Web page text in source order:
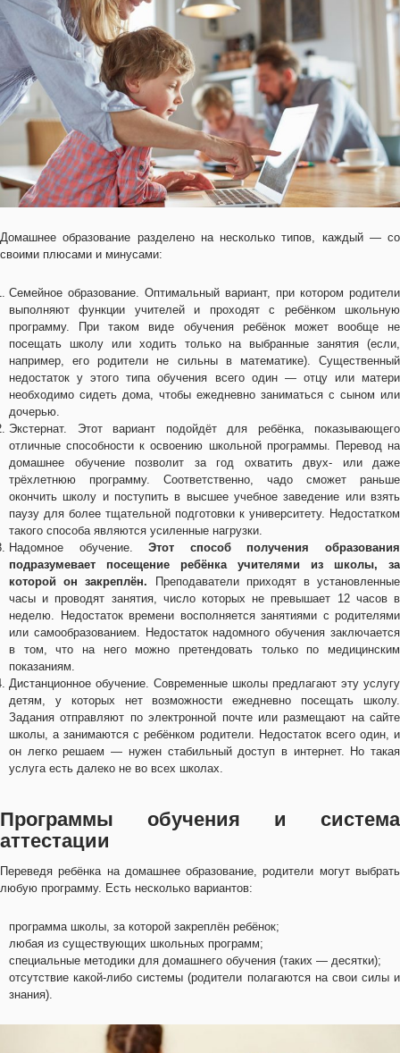
Домашнее образование разделено на несколько типов, каждый — со
своими плюсами и минусами:
Семейное образование. Оптимальный вариант, при котором родители
выполняют функции учителей и проходят с ребёнком школьную
программу. При таком виде обучения ребёнок может вообще не
посещать школу или ходить только на выбранные занятия (если,
например, его родители не сильны в математике). Существенный
недостаток у этого типа обучения всего один — отцу или матери
необходимо сидеть дома, чтобы ежедневно заниматься с сыном или
дочерью.
Экстернат. Этот вариант подойдёт для ребёнка, показывающего
отличные способности к освоению школьной программы. Перевод на
домашнее обучение позволит за год охватить двух- или даже
трёхлетнюю программу. Соответственно, чадо сможет раньше
окончить школу и поступить в высшее учебное заведение или взять
паузу для более тщательной подготовки к университету. Недостатком
такого способа являются усиленные нагрузки.
Надомное обучение.Этот способ получения образования
подразумевает посещение ребёнка учителями из школы, за
которой он закреплён. Преподаватели приходят в установленные
часы и проводят занятия, число которых не превышает 12 часов в
неделю. Недостаток времени восполняется занятиями с родителями
или самообразованием. Недостаток надомного обучения заключается
в том, что на него можно претендовать только по медицинским
показаниям.
Дистанционное обучение. Современные школы предлагают эту услугу
детям, у которых нет возможности ежедневно посещать школу.
Задания отправляют по электронной почте или размещают на сайте
школы, а занимаются с ребёнком родители. Недостаток всего один, и
он легко решаем — нужен стабильный доступ в интернет. Но такая
услуга есть далеко не во всех школах.
Программы обучения и система
аттестации
Переведя ребёнка на домашнее образование, родители могут выбрать
любую программу. Есть несколько вариантов:
программа школы, за которой закреплён ребёнок;
любая из существующих школьных программ;
специальные методики для домашнего обучения (таких — десятки);
отсутствие какой-либо системы (родители полагаются на свои силы и
знания).